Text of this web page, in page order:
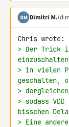
DM Dimitri M.
> Der Trick
> in vielen
geschalten,
>
> sodass
bisschen
> Eine